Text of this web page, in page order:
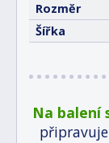
Rozměr
Šířka
Na balení